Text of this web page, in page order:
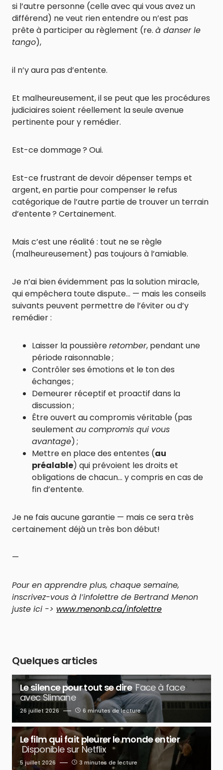
si l’autre personne (celle avec qui vous avez un
différend) ne veut rien entendre ou n’est pas
prête à participer au règlement (re. à danser le
tango),
il n’y aura pas d’entente.
Et malheureusement, il se peut que les procédures
judiciaires soient réellement la seule avenue
pertinente pour y remédier.
Est-ce dommage ? Oui.
Est-ce frustrant de devoir dépenser temps et
argent, en partie pour compenser le refus
catégorique de l’autre partie de trouver un terrain
d’entente ? Certainement.
Mais c’est une réalité : tout ne se règle
(malheureusement) pas toujours à l’amiable.
Je n’ai bien évidemment pas la solution miracle,
qui empêchera toute dispute… — mais les conseils
suivants peuvent permettre de l’éviter ou d’y
remédier :
Laisser la poussièreretomber, pendant une
période raisonnable ;
Contrôler ses émotions et le ton des
échanges ;
Demeurer réceptif et proactif dans la
discussion ;
Être ouvert au compromis véritable (pas
seulement au compromis qui vous
avantage) ;
Mettre en place des ententes (au
préalable) qui prévoient les droits et
obligations de chacun… y compris en cas de
fin d’entente.
Je ne fais aucune garantie — mais ce sera très
certainement déjà un très bon début!
—
Pour en apprendre plus, chaque semaine,
inscrivez-vous à l’infolettre de Bertrand Menon
juste ici -> www.menonb.ca/infolettre
Quelques articles
Le silence pour tout se dire Face à face
avec Slimane
26 juillet 2026 6 minutes de lecture
Le film qui fait pleurer le monde entier
Disponible sur Netflix
5 juillet 2026 3 minutes de lecture